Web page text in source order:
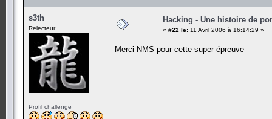
s3th
Relecteur
Profil challenge
Hacking - Une histoire de
« #22 le: 11 Avril 2006 à 16:14:29 »
Merci NMS pour cette super épreuve